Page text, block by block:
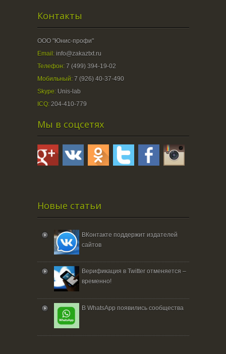
Контакты
ООО "Юнис-профи"
Email: info@zakaztxt.ru
Телефон:7 (499) 394-19-02
Мобильный:7 (926) 40-37-490
Skype: Unis-lab
ICQ:204-410-779
Мы в соцсетях
Новые статьи
ВКонтакте поддержит издателей
сайтов
Верификация в Twitter отменяется –
временно!
В WhatsApp появились сообщества